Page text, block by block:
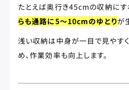
たとえば奥行き45cmの収納にす
らも通路に5〜10cmのゆとりが
浅い収納は中身が一目で見やす
め、作業効率も向上します。